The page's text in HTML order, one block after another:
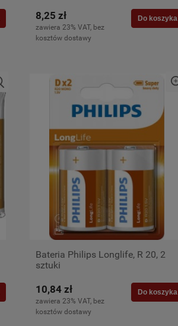
8,25 zł
zawiera 23% VAT, bez
kosztów dostawy
Do koszyka
Bateria Philips Longlife, R 20, 2
sztuki
10,84 zł
zawiera 23% VAT, bez
kosztów dostawy
Do koszyka